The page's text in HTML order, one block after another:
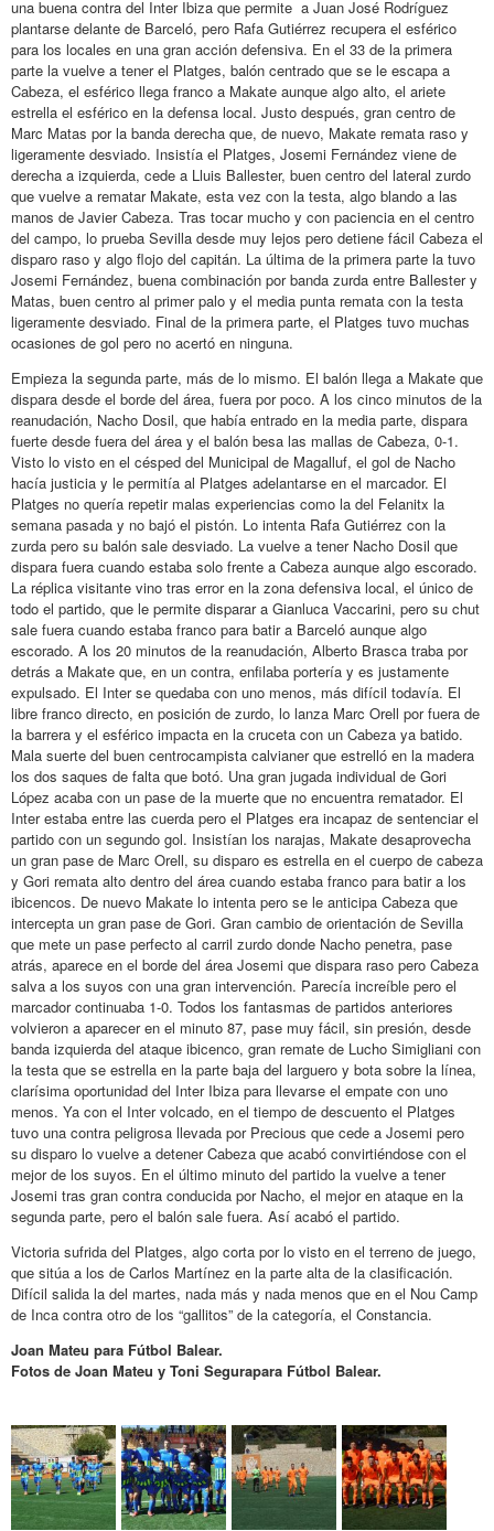
una buena contra del Inter Ibiza que permite a Juan José Rodríguez
plantarse delante de Barceló, pero Rafa Gutiérrez recupera el esférico
para los locales en una gran acción defensiva. En el 33 de la primera
parte la vuelve a tener el Platges, balón centrado que se le escapa a
Cabeza, el esférico llega franco a Makate aunque algo alto, el ariete
estrella el esférico en la defensa local. Justo después, gran centro de
Marc Matas por la banda derecha que, de nuevo, Makate remata raso y
ligeramente desviado. Insistía el Platges, Josemi Fernández viene de
derecha a izquierda, cede a Lluis Ballester, buen centro del lateral zurdo
que vuelve a rematar Makate, esta vez con la testa, algo blando a las
manos de Javier Cabeza. Tras tocar mucho y con paciencia en el centro
del campo, lo prueba Sevilla desde muy lejos pero detiene fácil Cabeza el
disparo raso y algo flojo del capitán. La última de la primera parte la tuvo
Josemi Fernández, buena combinación por banda zurda entre Ballester y
Matas, buen centro al primer palo y el media punta remata con la testa
ligeramente desviado. Final de la primera parte, el Platges tuvo muchas
ocasiones de gol pero no acertó en ninguna.
Empieza la segunda parte, más de lo mismo. El balón llega a Makate que
dispara desde el borde del área, fuera por poco. A los cinco minutos de la
reanudación, Nacho Dosil, que había entrado en la media parte, dispara
fuerte desde fuera del área y el balón besa las mallas de Cabeza, 0-1.
Visto lo visto en el césped del Municipal de Magalluf, el gol de Nacho
hacía justicia y le permitía al Platges adelantarse en el marcador. El
Platges no quería repetir malas experiencias como la del Felanitx la
semana pasada y no bajó el pistón. Lo intenta Rafa Gutiérrez con la
zurda pero su balón sale desviado. La vuelve a tener Nacho Dosil que
dispara fuera cuando estaba solo frente a Cabeza aunque algo escorado.
La réplica visitante vino tras error en la zona defensiva local, el único de
todo el partido, que le permite disparar a Gianluca Vaccarini, pero su chut
sale fuera cuando estaba franco para batir a Barceló aunque algo
escorado. A los 20 minutos de la reanudación, Alberto Brasca traba por
detrás a Makate que, en un contra, enfilaba portería y es justamente
expulsado. El Inter se quedaba con uno menos, más difícil todavía. El
libre franco directo, en posición de zurdo, lo lanza Marc Orell por fuera de
la barrera y el esférico impacta en la cruceta con un Cabeza ya batido.
Mala suerte del buen centrocampista calvianer que estrelló en la madera
los dos saques de falta que botó. Una gran jugada individual de Gori
López acaba con un pase de la muerte que no encuentra rematador. El
Inter estaba entre las cuerda pero el Platges era incapaz de sentenciar el
partido con un segundo gol. Insistían los narajas, Makate desaprovecha
un gran pase de Marc Orell, su disparo es estrella en el cuerpo de cabeza
y Gori remata alto dentro del área cuando estaba franco para batir a los
ibicencos. De nuevo Makate lo intenta pero se le anticipa Cabeza que
intercepta un gran pase de Gori. Gran cambio de orientación de Sevilla
que mete un pase perfecto al carril zurdo donde Nacho penetra, pase
atrás, aparece en el borde del área Josemi que dispara raso pero Cabeza
salva a los suyos con una gran intervención. Parecía increíble pero el
marcador continuaba 1-0. Todos los fantasmas de partidos anteriores
volvieron a aparecer en el minuto 87, pase muy fácil, sin presión, desde
banda izquierda del ataque ibicenco, gran remate de Lucho Simigliani con
la testa que se estrella en la parte baja del larguero y bota sobre la línea,
clarísima oportunidad del Inter Ibiza para llevarse el empate con uno
menos. Ya con el Inter volcado, en el tiempo de descuento el Platges
tuvo una contra peligrosa llevada por Precious que cede a Josemi pero
su disparo lo vuelve a detener Cabeza que acabó convirtiéndose con el
mejor de los suyos. En el último minuto del partido la vuelve a tener
Josemi tras gran contra conducida por Nacho, el mejor en ataque en la
segunda parte, pero el balón sale fuera. Así acabó el partido.
Victoria sufrida del Platges, algo corta por lo visto en el terreno de juego,
que sitúa a los de Carlos Martínez en la parte alta de la clasificación.
Difícil salida la del martes, nada más y nada menos que en el Nou Camp
de Inca contra otro de los “gallitos” de la categoría, el Constancia.
Joan Mateu para Fútbol Balear.
Fotos de Joan Mateu y Toni Segurapara Fútbol Balear.